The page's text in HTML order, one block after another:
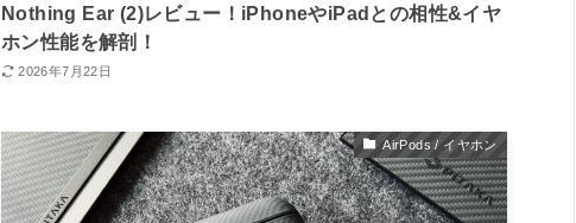
Nothing Ear (2)レビュー！iPhoneやiPadとの相性&イヤ
ホン性能を解剖！
2026年7月22日
AirPods / イヤホン